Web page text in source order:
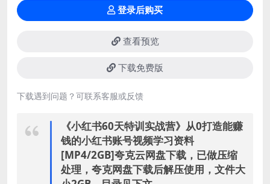
登录后购买
查看预览
下载免费版
下载遇到问题？可联系客服或反馈
《小红书60天特训实战营》从0打造能赚
钱的小红书账号视频学习资料
[MP4/2GB]夸克云网盘下载，已做压缩
处理，夸克网盘下载后解压使用，文件大